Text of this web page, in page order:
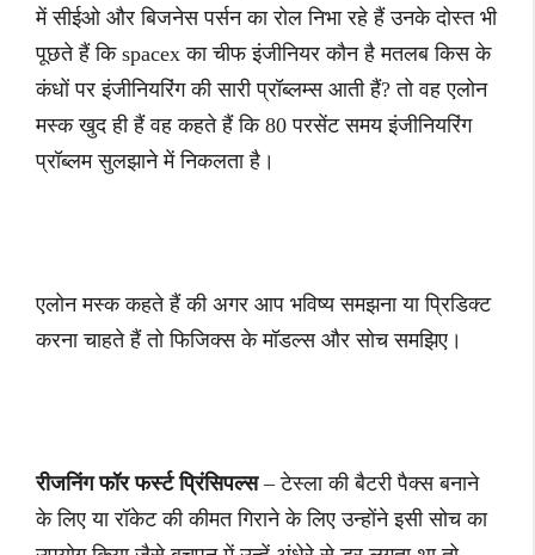
में सीईओ और बिजनेस पर्सन का रोल निभा रहे हैं उनके दोस्त भी
पूछते हैं कि spacex का चीफ इंजीनियर कौन है मतलब किस के
कंधों पर इंजीनियरिंग की सारी प्रॉब्लम्स आती हैं? तो वह एलोन
मस्क खुद ही हैं वह कहते हैं कि 80 परसेंट समय इंजीनियरिंग
प्रॉब्लम सुलझाने में निकलता है।
एलोन मस्क कहते हैं की अगर आप भविष्य समझना या प्रिडिक्ट
करना चाहते हैं तो फिजिक्स के मॉडल्स और सोच समझिए।
रीजनिंग फॉर फर्स्ट प्रिंसिपल्स– टेस्ला की बैटरी पैक्स बनाने
के लिए या रॉकेट की कीमत गिराने के लिए उन्होंने इसी सोच का